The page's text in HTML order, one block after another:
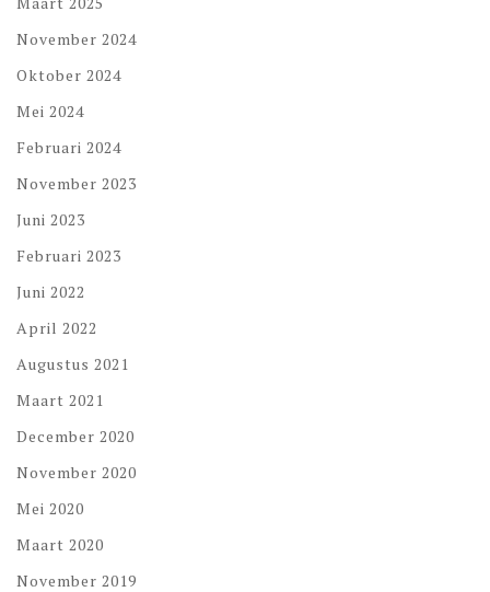
November 2024
Oktober 2024
Mei 2024
Februari 2024
November 2023
Juni 2023
Februari 2023
Juni 2022
April 2022
Augustus 2021
Maart 2021
December 2020
November 2020
Mei 2020
Maart 2020
November 2019